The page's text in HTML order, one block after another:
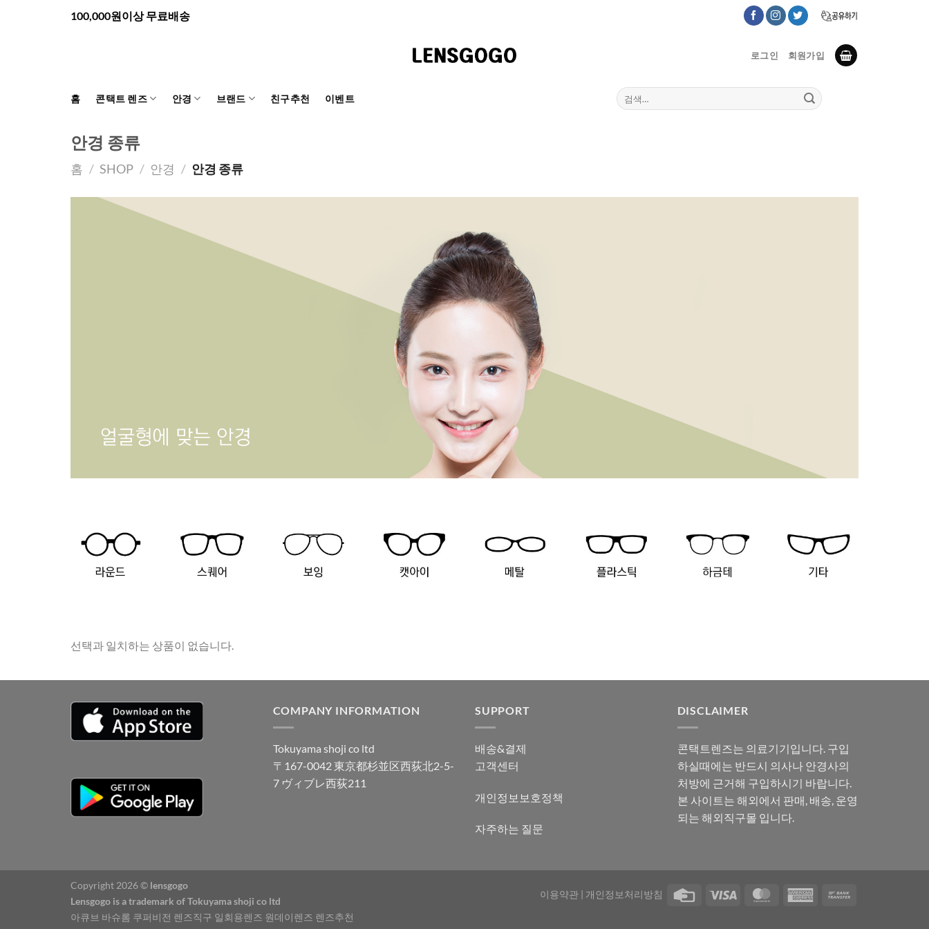
100,000원이상 무료배송
로그인 회원가입
홈 콘택트 렌즈 안경 브랜드 친구추천 이벤트
검
색:
안경 종류
홈 / SHOP / 안경 / 안경 종류
선택과 일치하는 상품이 없습니다.
COMPANY INFORMATION
Tokuyama shoji co ltd
〒167-0042 東京都杉並区西荻北2-5-
7 ヴィブレ西荻211
SUPPORT
배송&결제
고객센터
개인정보보호정책
자주하는 질문
DISCLAIMER
콘택트렌즈는 의료기기입니다. 구입
하실때에는 반드시 의사나 안경사의
처방에 근거해 구입하시기 바랍니다.
본 사이트는 해외에서 판매, 배송, 운영
되는 해외직구몰 입니다.
이용약관 | 개인정보처리방침
Copyright 2026 © lensgogo
Lensgogo is a trademark of Tokuyama shoji co ltd
아큐브 바슈롬 쿠퍼비전 렌즈직구 일회용렌즈 원데이렌즈 렌즈추천